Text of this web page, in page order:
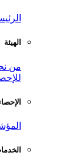
الهيئة
من